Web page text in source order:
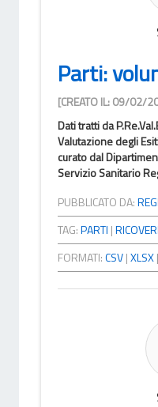
Parti:
[CREATO IL: 09/02/
Dati tratti da
Valutazione degli
curato dal
Servizio Sanitario
PUBBLICATO DA:
TAG:PARTI |RICOVERI
FORMATI:CSV|XLSX|